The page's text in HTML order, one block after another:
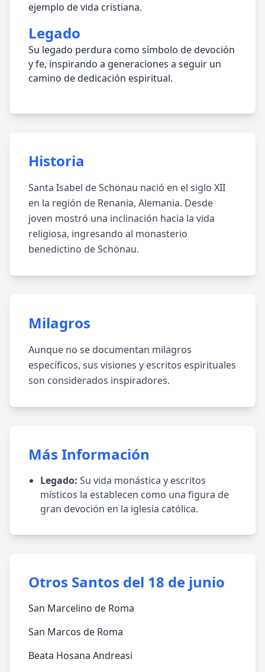
ejemplo de vida cristiana.
Legado
Su legado perdura como símbolo de devoción
y fe, inspirando a generaciones a seguir un
camino de dedicación espiritual.
Historia
Santa Isabel de Schönau nació en el siglo XII
en la región de Renania, Alemania. Desde
joven mostró una inclinación hacia la vida
religiosa, ingresando al monasterio
benedictino de Schönau.
Milagros
Aunque no se documentan milagros
específicos, sus visiones y escritos espirituales
son considerados inspiradores.
Más Información
Legado: Su vida monástica y escritos
místicos la establecen como una figura de
gran devoción en la iglesia católica.
Otros Santos del 18 de junio
San Marcelino de Roma
San Marcos de Roma
Beata Hosana Andreasi